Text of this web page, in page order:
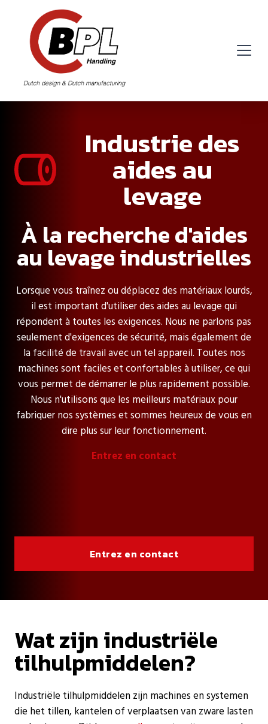
Industrie des
aides au
levage
À la recherche d'aides
au levage industrielles
Lorsque vous traînez ou déplacez des matériaux lourds,
il est important d'utiliser des aides au levage qui
répondent à toutes les exigences. Nous ne parlons pas
seulement d'exigences de sécurité, mais également de
la facilité de travail avec un tel appareil. Toutes nos
machines sont faciles et confortables à utiliser, ce qui
vous permet de démarrer le plus rapidement possible.
Nous n'utilisons que les meilleurs matériaux pour
fabriquer nos systèmes et sommes heureux de vous en
dire plus sur leur fonctionnement.
Entrez en contact
Entrez en contact
Wat zijn industriële
tilhulpmiddelen?
Industriële tilhulpmiddelen zijn machines en systemen
die het tillen, kantelen of verplaatsen van zware lasten